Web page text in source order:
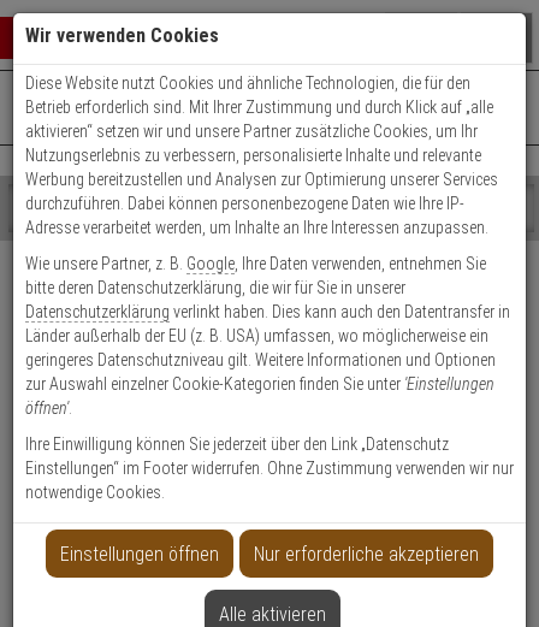
Warenkorb schließen
0 ARTIKEL IM WARENKORB
Ihr Warenkorb ist momentan leer.
Ergebnisse ()
Fertig
Shop
durchsuchen
geben
Sie
mindestens
Zeichen
ein,
um
Suche
wurde
noch
Kategorien
Suche
gestartet
+49 (0)821 899 493-0Mo. - Do.: 8:00 - 16:30 | Fr.: 8:00 - 14:00 Uhr
Kontaktservice nutzen
Kundenbewertungen 1
Einloggen und Bewertung schreiben
0 Bewertungen
0 Bewertungen
0 Bewertungen
Wir verwenden Cookies
Diese Website nutzt Cookies und ähnliche Technologien, die für den
Betrieb erforderlich sind. Mit Ihrer Zustimmung und durch Klick auf „alle
aktivieren“ setzen wir und unsere Partner zusätzliche Cookies, um Ihr
Nutzungserlebnis zu verbessern, personalisierte Inhalte und relevante
Werbung bereitzustellen und Analysen zur Optimierung unserer Services
durchzuführen. Dabei können personenbezogene Daten wie Ihre IP-
Adresse verarbeitet werden, um Inhalte an Ihre Interessen anzupassen.
Wie unsere Partner, z. B. Google , Ihre Daten verwenden, entnehmen Sie
bitte deren Datenschutzerklärung, die wir für Sie in unserer
Datenschutzerklärung verlinkt haben. Dies kann auch den Datentransfer in
Länder außerhalb der EU (z. B. USA) umfassen, wo möglicherweise ein
geringeres Datenschutzniveau gilt. Weitere Informationen und Optionen
zur Auswahl einzelner Cookie-Kategorien finden Sie unter 'Einstellungen
öffnen'.
Ihre Einwilligung können Sie jederzeit über den Link „Datenschutz
Einstellungen“ im Footer widerrufen. Ohne Zustimmung verwenden wir nur
notwendige Cookies.
Einstellungen öffnen Nur erforderliche akzeptieren
Alle aktivieren